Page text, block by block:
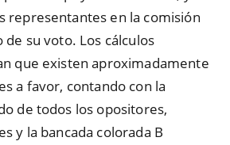
representantes en la comisión
su voto. Los cálculos
que existen aproximadamente
a favor, contando con la
de todos los opositores,
y la bancada colorada B